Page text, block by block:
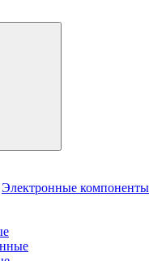
Электронные компоненты